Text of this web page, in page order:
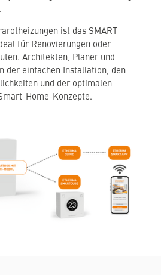
ist das SMART
für Renovierungen oder
Architekten, Planer und
der einfachen Installation, den
und der optimalen
Home-Konzepte.